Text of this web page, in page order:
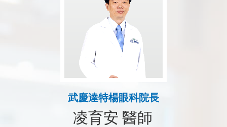
武慶達特楊眼科院長
凌育安 醫師